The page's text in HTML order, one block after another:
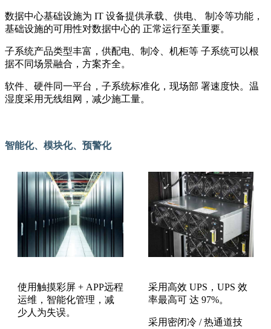
数据中心基础设施为 IT 设备提供承载、供电、 制冷等功能，
基础设施的可用性对数据中心的 正常运行至关重要。
子系统产品类型丰富，供配电、制冷、机柜等 子系统可以根
据不同场景融合，方案齐全。
软件、硬件同一平台，子系统标准化，现场部 署速度快。温
湿度采用无线组网，减少施工量。
智能化、模块化、预警化
使用触摸彩屏 + APP远程
运维，智能化管理，减
少人为失误。
采用高效 UPS，UPS 效
率最高可 达 97%。
采用密闭冷 / 热通道技